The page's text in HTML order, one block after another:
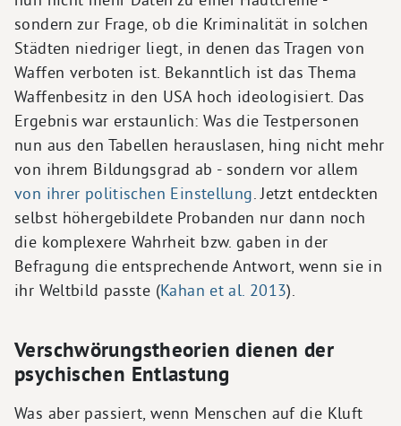
sondern zur Frage, ob die Kriminalität in solchen
Städten niedriger liegt, in denen das Tragen von
Waffen verboten ist. Bekanntlich ist das Thema
Waffenbesitz in den USA hoch ideologisiert. Das
Ergebnis war erstaunlich: Was die Testpersonen
nun aus den Tabellen herauslasen, hing nicht mehr
von ihrem Bildungsgrad ab - sondern vor allem
von ihrer politischen Einstellung. Jetzt entdeckten
selbst höhergebildete Probanden nur dann noch
die komplexere Wahrheit bzw. gaben in der
Befragung die entsprechende Antwort, wenn sie in
ihr Weltbild passte (Kahan et al. 2013).
Verschwörungstheorien dienen der
psychischen Entlastung
Was aber passiert, wenn Menschen auf die Kluft